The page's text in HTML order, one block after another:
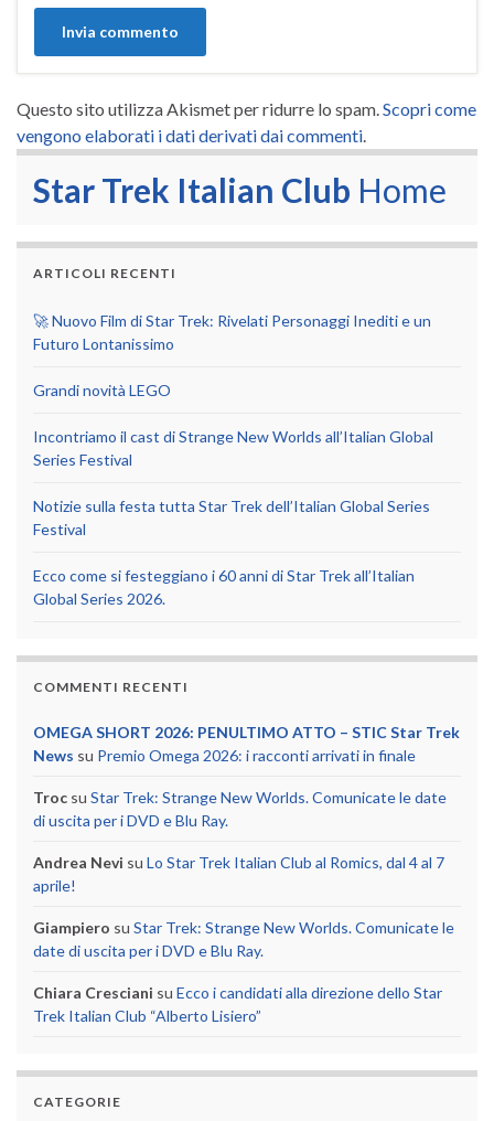
Questo sito utilizza Akismet per ridurre lo spam. Scopri come
vengono elaborati i dati derivati dai commenti
Star Trek Italian Club Home
ARTICOLI RECENTI
🚀 Nuovo Film di Star Trek: Rivelati Personaggi Inediti e un
Futuro Lontanissimo
Grandi novità LEGO
Incontriamo il cast di Strange New Worlds all’Italian Global
Series Festival
Notizie sulla festa tutta Star Trek dell’Italian Global Series
Festival
Ecco come si festeggiano i 60 anni di Star Trek all’Italian
Global Series 2026.
COMMENTI RECENTI
OMEGA SHORT 2026: PENULTIMO ATTO – STIC Star Trek
News su Premio Omega 2026: i racconti arrivati in finale
Troc su Star Trek: Strange New Worlds. Comunicate le date
di uscita per i DVD e Blu Ray.
Andrea Nevi su Lo Star Trek Italian Club al Romics, dal 4 al 7
aprile!
Giampiero su Star Trek: Strange New Worlds. Comunicate le
date di uscita per i DVD e Blu Ray.
Chiara Cresciani su Ecco i candidati alla direzione dello Star
Trek Italian Club “Alberto Lisiero”
CATEGORIE